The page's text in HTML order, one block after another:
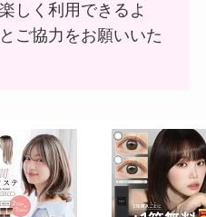
しく利用できるよ
ご協力をお願いいた